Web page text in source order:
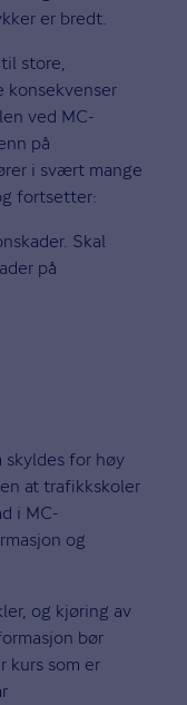
er bredt.
store,
konsekvenser
ved MC-
på
i svært mange
fortsetter:
Skal
på
skyldes for høy
at trafikkskoler
i MC-
og
og kjøring av
bør
kurs som er